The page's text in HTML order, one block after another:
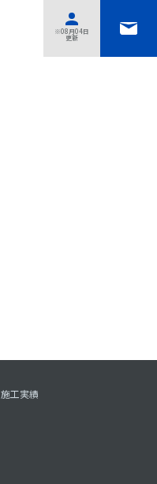
※08月04日
更新
施工実績